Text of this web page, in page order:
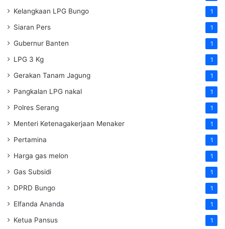
Kelangkaan LPG Bungo 1
Siaran Pers 1
Gubernur Banten 1
LPG 3 Kg 1
Gerakan Tanam Jagung 1
Pangkalan LPG nakal 1
Polres Serang 1
Menteri Ketenagakerjaan Menaker 1
Pertamina 1
Harga gas melon 1
Gas Subsidi 1
DPRD Bungo 1
Elfanda Ananda 1
Ketua Pansus 1